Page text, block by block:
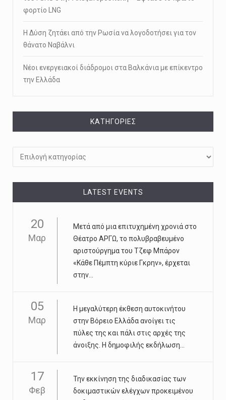
φορτίο LNG
Η Δύση ζητάει από την Ρωσία να λογοδοτήσει για τον
θάνατο Ναβάλνι
Νέοι ενεργειακοί διάδρομοι στα Βαλκάνια με επίκεντρο
την Ελλάδα
KΑΤΗΓΟΡΊΕΣ
LATEST EVENTS
20
Μαρ
Μετά από μια επιτυχημένη χρονιά στο
Θέατρο ΑΡΓΩ, το πολυβραβευμένο
αριστούργημα του Τζεφ Μπάρον
«Κάθε Πέμπτη κύριε Γκρην», έρχεται
στην...
05
Μαρ
Η μεγαλύτερη έκθεση αυτοκινήτου
στην Βόρειο Ελλάδα ανοίγει τις
πύλες της και πάλι στις αρχές της
άνοιξης. Η δημοφιλής εκδήλωση...
17
Φεβ
Την εκκίνηση της διαδικασίας των
δοκιμαστικών ελέγχων προκειμένου